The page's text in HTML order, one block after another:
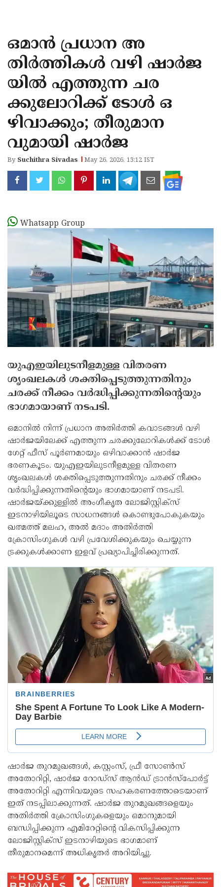
KANNUR
KASARAGOD
ഒമാന്‍ പ്രധാന അ
തിര്‍ത്തികള്‍ വഴി ഷാര്‍ജ
യില്‍ എത്തുന്ന ചര
ക്കുലോറിക്ക് ടോള്‍ ഒ
ഴിവാക്കും; തീരുമാന
വുമായി ഷാര്‍ജ
By Suchithra Sivadas May 26, 2026, 13:12 IST
Whatsapp Group
യുഎഇയിലുടനീളമുള്ള വിതരണ
ശൃംഖലകള്‍ ശക്തിപ്പെടുത്തുന്നതിനും
ചരക്ക് നീക്കം വര്‍ദ്ധിപ്പിക്കുന്നതിന്റെയും
ഭാഗമായാണ് നടപടി.
ഒമാനില്‍ നിന്ന് പ്രധാന അതിര്‍ത്തി കവാടങ്ങള്‍ വഴി
ഷാര്‍ജയിലേക്ക് എത്തുന്ന ചരക്കുലോറികള്‍ക്ക് ടോള്‍
ഗേറ്റ് ഫീസ് പൂര്‍ണമായും ഒഴിവാക്കാന്‍ ഷാര്‍ജ
ഭരണകൂടം. യുഎഇയിലുടനീളമുള്ള വിതരണ
ശൃംഖലകള്‍ ശക്തിപ്പെടുത്തുന്നതിനും ചരക്ക് നീക്കം
വര്‍ദ്ധിപ്പിക്കുന്നതിന്റെയും ഭാഗമായാണ് നടപടി.
ഷാര്‍ജയ്ക്കുള്ളില്‍ അംഗീകൃത ലോജിസ്റ്റിക്സ്
ഇടനാഴിയിലൂടെ സാധനങ്ങള്‍ കൊണ്ടുപോകുകയും
ഖത്മത്ത് മലഹ, അല്‍ മദാം അതിര്‍ത്തി
ക്രോസിംഗുകള്‍ വഴി പ്രവേശിക്കുകയും ചെയ്യുന്ന
ട്രക്കുകള്‍ക്കാണ ഇളവ് പ്രഖ്യാപിച്ചിരിക്കുന്നത്.
ഷാര്‍ജ തുറമുഖങ്ങള്‍, കസ്റ്റംസ്, ഫ്രീ സോണ്‍സ്
അതോറിറ്റി, ഷാര്‍ജ റോഡ്‌സ് ആന്‍ഡ് ട്രാന്‍സ്‌പോര്‍ട്ട്
അതോറിറ്റി എന്നിവയുടെ സഹകരണത്തോടെയാണ്
ഇത് നടപ്പിലാക്കുന്നത്. ഷാര്‍ജ തുറമുഖങ്ങളെയും
അതിര്‍ത്തി ക്രോസിംഗുകളെയും ഒമാനുമായി
ബന്ധിപ്പിക്കുന്ന എമിറേറ്റിന്റെ വികസിപ്പിക്കുന്ന
ലോജിസ്റ്റിക്സ് ഇടനാഴിയുടെ ഭാഗമാണ്
തീരുമാനമെന്ന് അധികൃതര്‍ അറിയിച്ചു.